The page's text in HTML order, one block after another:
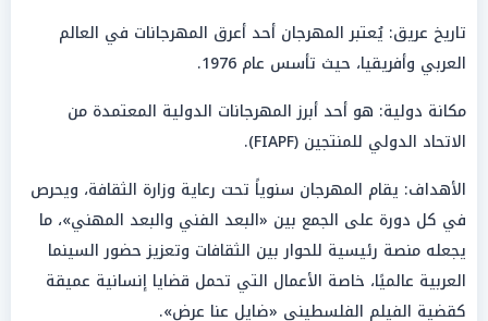
تاريخ عريق: يُعتبر المهرجان أحد أعرق المهرجانات في العالم
العربي وأفريقيا، حيث تأسس عام 1976.
مكانة دولية: هو أحد أبرز المهرجانات الدولية المعتمدة من
الاتحاد الدولي للمنتجين (FIAPF).
الأهداف: يقام المهرجان سنوياً تحت رعاية وزارة الثقافة، ويحرص
في كل دورة على الجمع بين «البعد الفني والبعد المهني»، ما
يجعله منصة رئيسية للحوار بين الثقافات وتعزيز حضور السينما
العربية عالميًا، خاصة الأعمال التي تحمل قضايا إنسانية عميقة
كقضية الفيلم الفلسطيني «ضايل عنا عرض».